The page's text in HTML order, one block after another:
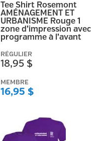
Tee Shirt Rosemont
AMÉNAGEMENT ET
URBANISME Rouge 1
zone d’impression avec
programme à l’avant
RÉGULIER
18,95 $
MEMBRE
16,95 $